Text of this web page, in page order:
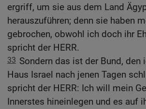
ergriff, um sie aus dem Land
herauszuführen; denn sie haben
gebrochen, obwohl ich doch ihr
spricht der HERR.
33 Sondern das ist der Bund, den
Haus Israel nach jenen Tagen
spricht der HERR: Ich will mein
Innerstes hineinlegen und es auf